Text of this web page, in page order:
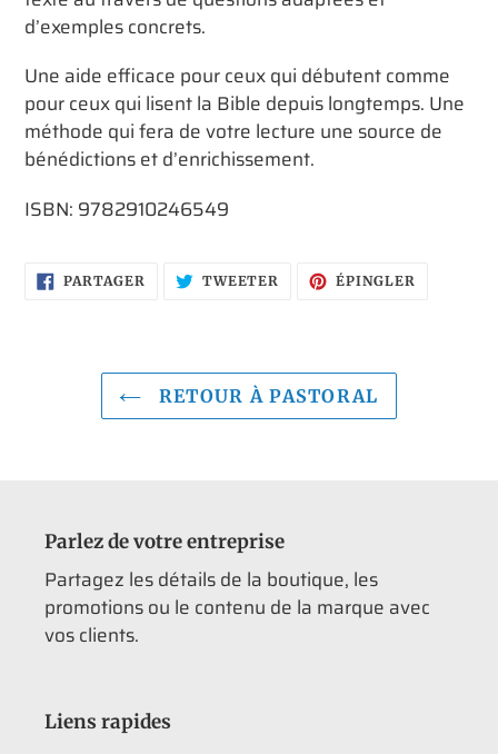
d’exemples concrets.
Une aide efficace pour ceux qui débutent comme
pour ceux qui lisent la Bible depuis longtemps. Une
méthode qui fera de votre lecture une source de
bénédictions et d’enrichissement.
ISBN: 9782910246549
PARTAGER PARTAGER
SUR
TWEETER TWEETER
SUR
ÉPINGLER
RETOUR À PASTORAL
Parlez de votre entreprise
Partagez les détails de la boutique, les
promotions ou le contenu de la marque avec
vos clients.
Liens rapides